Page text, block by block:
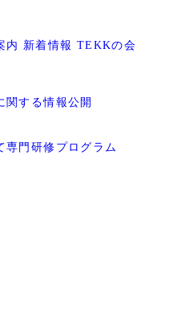
内 新着情報 TEKKの会
関する情報公開
専門研修プログラム